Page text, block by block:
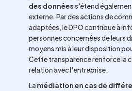
des donnéess'étend
externe. Par des actions de
adaptées, le DPO contribue à
personnes concernées de leurs
moyens mis à leur disposition
Cette transparence renforce la
relation avec l'entreprise.
La médiation en cas de